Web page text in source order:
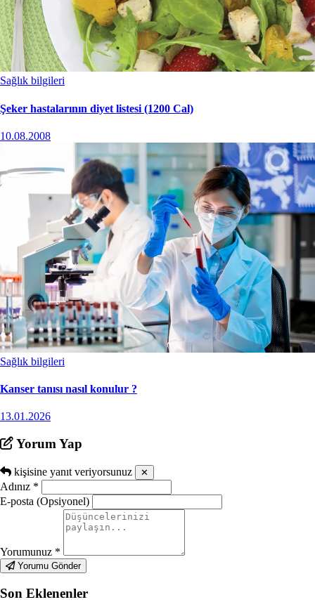
Sağlık bilgileri
Şeker hastalarının diyet listesi (1200 Cal)
10.08.2008
Sağlık bilgileri
Kanser tanısı nasıl konulur ?
13.01.2026
Yorum Yap
kişisine yanıt veriyorsunuz ✕
Adınız *
E-posta (Opsiyonel)
Yorumunuz *
Yorumu Gönder
Son Eklenenler